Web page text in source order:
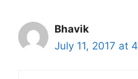
Bhavik
July 11, 2017 at